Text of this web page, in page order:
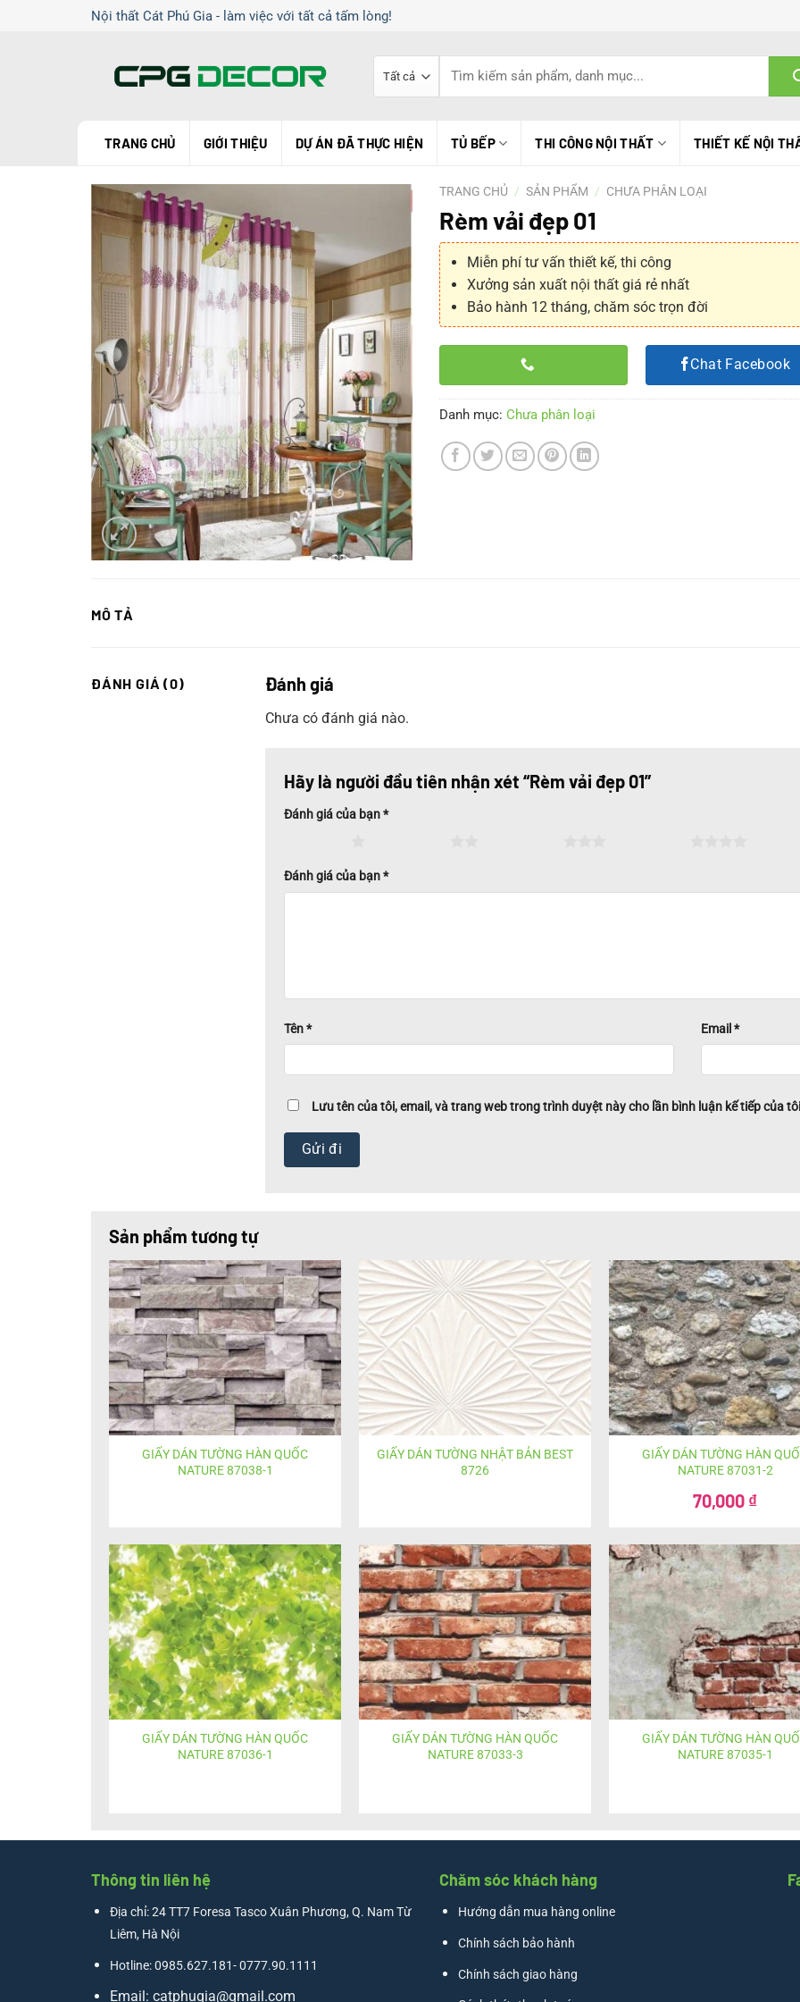
Nội thất Cát Phú Gia - làm việc với tất cả tấm lòng!
kiếm:
TRANG CHỦ GIỚI THIỆU DỰ ÁN ĐÃ THỰC HIỆN TỦ BẾP THI CÔNG NỘI THẤT THIẾT KẾ NỘI
TRANG CHỦ / SẢN PHẨM / CHƯA PHÂN LOẠI
Rèm vải đẹp 01
Miễn phí tư vấn thiết kế, thi công
Xưởng sản xuất nội thất giá rẻ nhất
Bảo hành 12 tháng, chăm sóc trọn đời
Chat Facebook
Danh mục: Chưa phân loại
MÔ TẢ
ĐÁNH GIÁ (0) Đánh giá
Chưa có đánh giá nào.
Hãy là người đầu tiên nhận xét “Rèm vải đẹp 01”
Đánh giá của bạn*
Đánh giá của bạn*
Tên* Email *
Lưu tên của tôi, email, và trang web trong trình duyệt này cho lần bình luận kế tiếp của
Sản phẩm tương tự
GIẤY DÁN TƯỜNG HÀN QUỐC
NATURE 87038-1
GIẤY DÁN TƯỜNG NHẬT BẢN BEST
8726
GIẤY DÁN TƯỜNG HÀN
NATURE 87031-2
Giá
gốc
70,000 ₫
là:
70,000 ₫.
GIẤY DÁN TƯỜNG HÀN QUỐC
NATURE 87036-1
GIẤY DÁN TƯỜNG HÀN QUỐC
NATURE 87033-3
GIẤY DÁN TƯỜNG HÀN
NATURE 87035-1
Thông tin liên hệ
Địa chỉ: 24 TT7 Foresa Tasco Xuân Phương, Q. Nam Từ
Liêm, Hà Nội
Hotline: 0985.627.181- 0777.90.1111
Email: catphugia@gmail.com
Chăm sóc khách hàng
Hướng dẫn mua hàng online
Chính sách bảo hành
Chính sách giao hàng